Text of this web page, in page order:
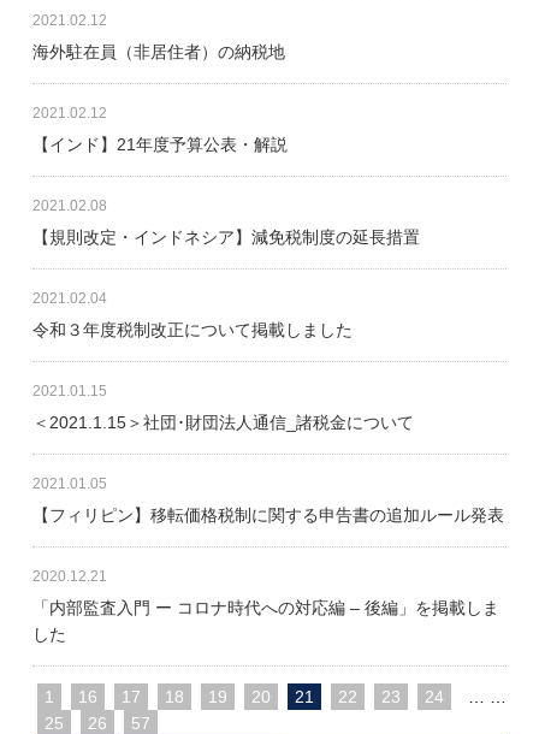
2021.02.12
海外駐在員（非居住者）の納税地
2021.02.12
【インド】21年度予算公表・解説
2021.02.08
【規則改定・インドネシア】減免税制度の延長措置
2021.02.04
令和３年度税制改正について掲載しました
2021.01.15
＜2021.1.15＞社団･財団法人通信_諸税金について
2021.01.05
【フィリピン】移転価格税制に関する申告書の追加ルール発表
2020.12.21
「内部監査入門 ー コロナ時代への対応編 – 後編」を掲載しま
した
1 16 17 18 19 20 21 22 23
24
25
26
57